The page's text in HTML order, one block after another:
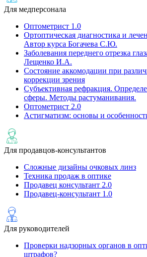
Для медперсонала
Оптометрист 1.0
Ортоптическая диагностика и
Автор курса Богачева С.Ю.
Заболевания переднего отрезка
Лещенко И.А.
Состояние аккомодации при
коррекции зрения
Субъективная рефракция.
сферы. Методы растуманивания.
Оптометрист 2.0
Астигматизм: основы и
Для продавцов-консультантов
Сложные дизайны очковых линз
Техника продаж в оптике
Продавец консультант 2.0
Продавец-консультант 1.0
Для руководителей
Проверки надзорных органов в
штрафов?